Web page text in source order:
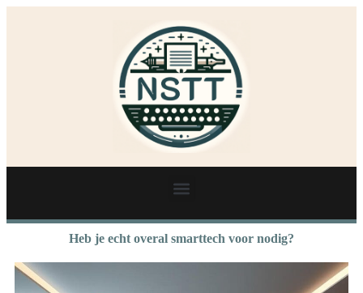
Heb je echt overal smarttech voor nodig?